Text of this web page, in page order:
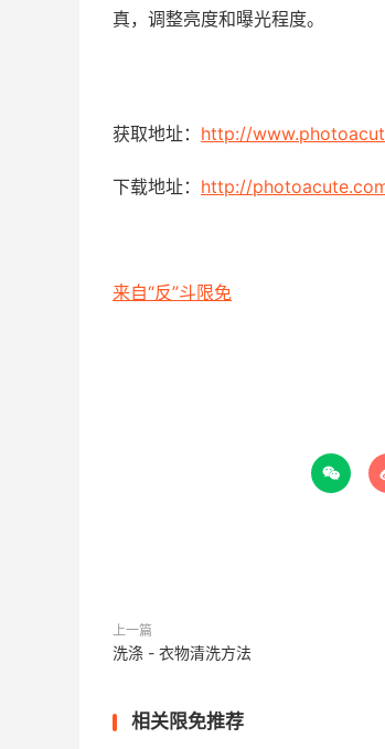
真，调整亮度和曝光程度。
获取地址： http://
下载地址： http://
来自“反”斗限免

上一篇
洗涤 - 衣物清洗方法
相关限免推荐